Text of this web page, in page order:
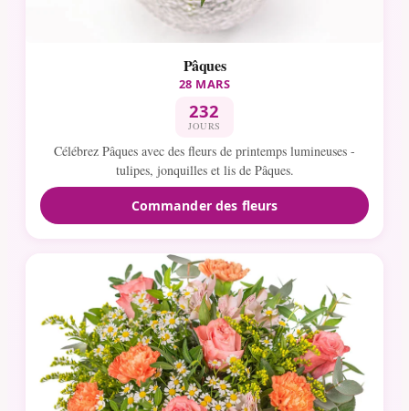
Pâques
28 MARS
232
JOURS
Célébrez Pâques avec des fleurs de printemps lumineuses -
tulipes, jonquilles et lis de Pâques.
Commander des fleurs